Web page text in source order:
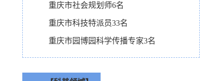
重庆市社会规划师6名
重庆市科技特派员33名
重庆市园博园科学传播专家3名